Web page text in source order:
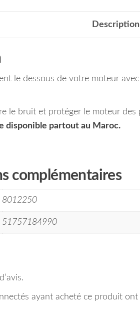
Description
le dessous de votre moteur
le bruit et protéger le moteur des
disponible partout au Maroc.
complémentaires
8012250
51757184990
ayant acheté ce produit